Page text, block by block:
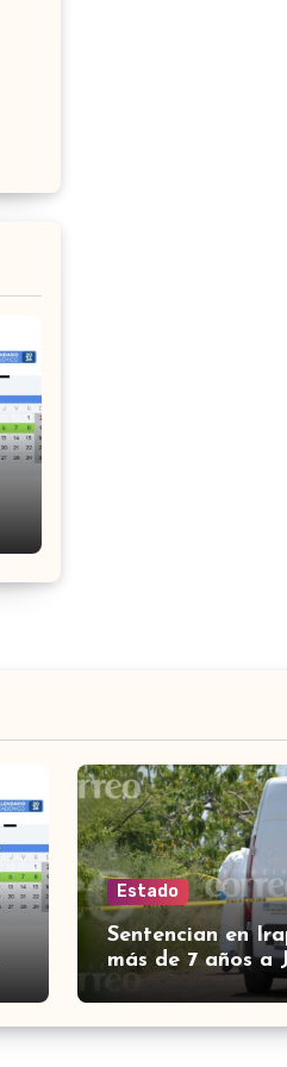
Estado
Sentencian en
más de 7 años a
Enrique ‘N’ por
robo con